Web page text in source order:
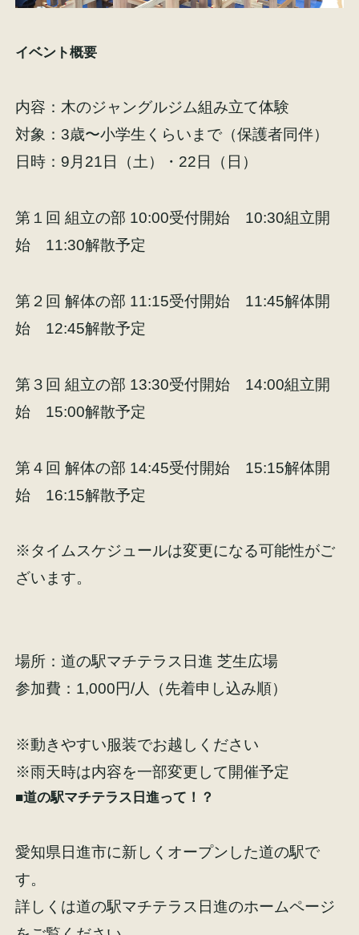
イベント概要
内容：木のジャングルジム組み立て体験
対象：3歳〜小学生くらいまで（保護者同伴）
日時：9月21日（土）・22日（日）
第１回 組立の部 10:00受付開始 10:30組立開
始 11:30解散予定
第２回 解体の部 11:15受付開始 11:45解体開
始 12:45解散予定
第３回 組立の部 13:30受付開始 14:00組立開
始 15:00解散予定
第４回 解体の部 14:45受付開始 15:15解体開
始 16:15解散予定
※タイムスケジュールは変更になる可能性がご
ざいます。
場所：道の駅マチテラス日進 芝生広場
参加費：1,000円/人（先着申し込み順）
※動きやすい服装でお越しください
※雨天時は内容を一部変更して開催予定
■道の駅マチテラス日進って！？
愛知県日進市に新しくオープンした道の駅で
す。
詳しくは道の駅マチテラス日進のホームページ